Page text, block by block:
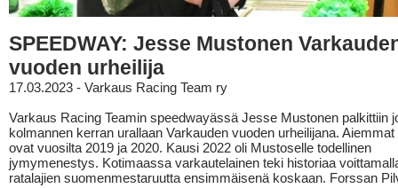
SPEEDWAY: Jesse Mustonen
vuoden urheilija
17.03.2023 - Varkaus Racing Team ry
Varkaus Racing Teamin speedwayässä Jesse Mustonen palkittiin
kolmannen kerran urallaan Varkauden vuoden urheilijana. Aiemmat
ovat vuosilta 2019 ja 2020. Kausi 2022 oli Mustoselle todellinen
jymymenestys. Kotimaassa varkautelainen teki historiaa
ratalajien suomenmestaruutta ensimmäisenä koskaan. Forssan